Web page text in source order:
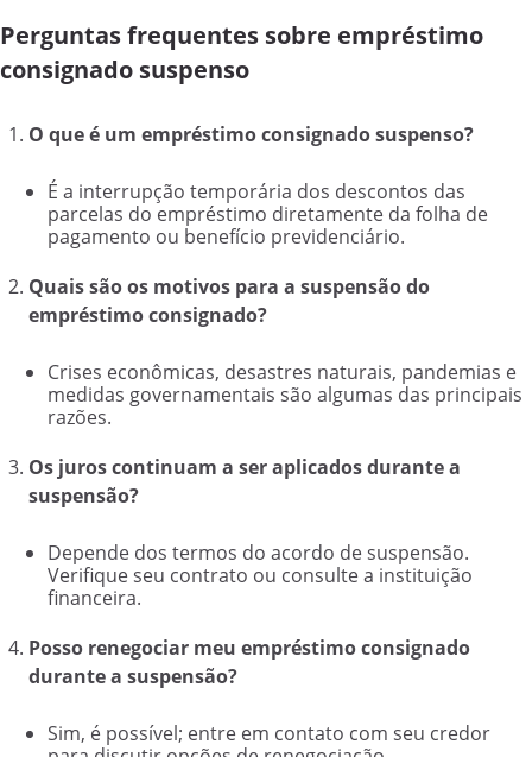
Perguntas frequentes sobre empréstimo
consignado suspenso
O que é um empréstimo consignado suspenso?
É a interrupção temporária dos descontos das
parcelas do empréstimo diretamente da folha de
pagamento ou benefício previdenciário.
Quais são os motivos para a suspensão do
empréstimo consignado?
Crises econômicas, desastres naturais, pandemias e
medidas governamentais são algumas das principais
razões.
Os juros continuam a ser aplicados durante a
suspensão?
Depende dos termos do acordo de suspensão.
Verifique seu contrato ou consulte a instituição
financeira.
Posso renegociar meu empréstimo consignado
durante a suspensão?
Sim, é possível; entre em contato com seu credor